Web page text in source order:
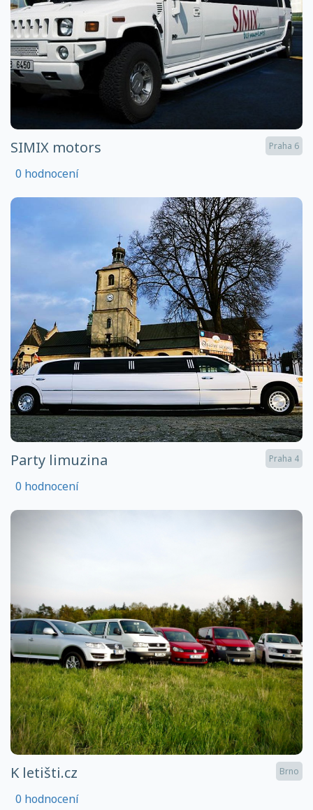
SIMIX motors Praha 6
0 hodnocení
Party limuzina Praha 4
0 hodnocení
K letišti.cz Brno
0 hodnocení